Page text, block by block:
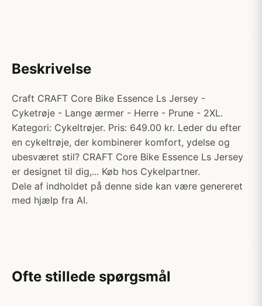
Beskrivelse
Craft CRAFT Core Bike Essence Ls Jersey -
Cyketrøje - Lange ærmer - Herre - Prune - 2XL.
Kategori: Cykeltrøjer. Pris: 649.00 kr. Leder du efter
en cykeltrøje, der kombinerer komfort, ydelse og
ubesværet stil? CRAFT Core Bike Essence Ls Jersey
er designet til dig,... Køb hos Cykelpartner.
Dele af indholdet på denne side kan være genereret
med hjælp fra AI.
Ofte stillede spørgsmål